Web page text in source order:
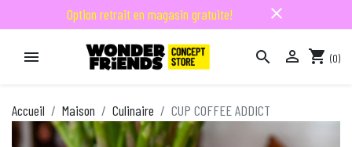
Option retrait en magasin gratuite! close
   shopping_cart (0)
Accueil Maison Culinaire CUP COFFEE ADDICT